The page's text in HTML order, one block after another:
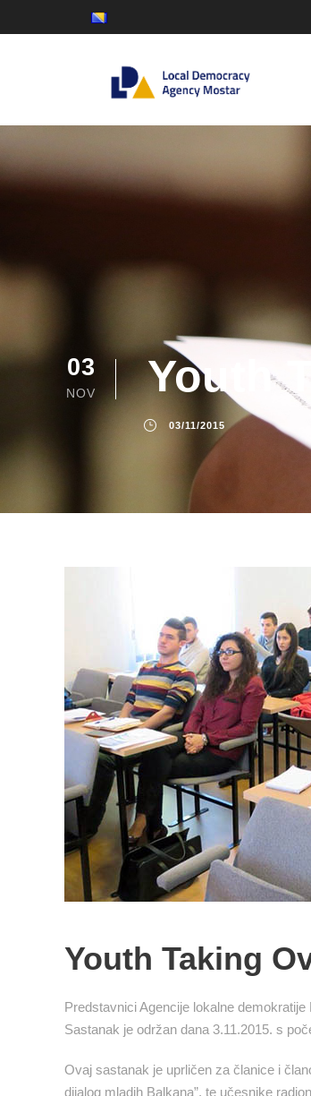
03
NOV Youth
03/11/2015
Youth Taking
Predstavnici Agencije lokalne
Sastanak je održan dana 3.11.2015. s
Ovaj sastanak je uprličen za članice i
dijalog mladih Balkana”, te učesnike